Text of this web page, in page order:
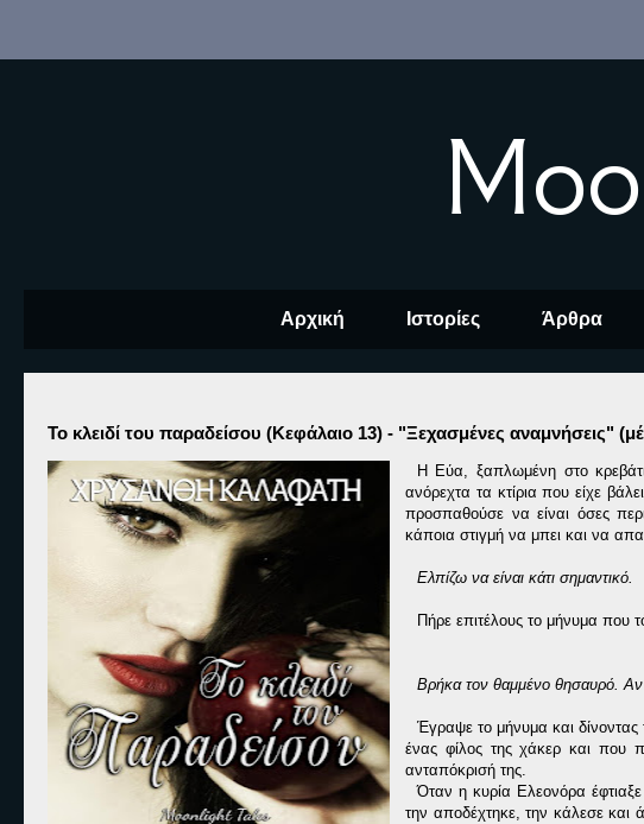
Αρχική Ιστορίες Άρθρα
Το κλειδί του παραδείσου (Κεφάλαιο 13) - "Ξεχασμένες αναμνήσεις"
Η Εύα, ξαπλωμένη στο κρεβάτι
ανόρεχτα τα κτίρια που είχε
προσπαθούσε να είναι όσες
κάποια στιγμή να μπει και να
Ελπίζω να είναι κάτι σημαντικό.
Πήρε επιτέλους το μήνυμα που
Βρήκα τον θαμμένο θησαυρό. Αν
Έγραψε το μήνυμα και δίνοντας
ένας φίλος της χάκερ και που
ανταπόκρισή της.
Όταν η κυρία Ελεονόρα
την αποδέχτηκε, την κάλεσε και